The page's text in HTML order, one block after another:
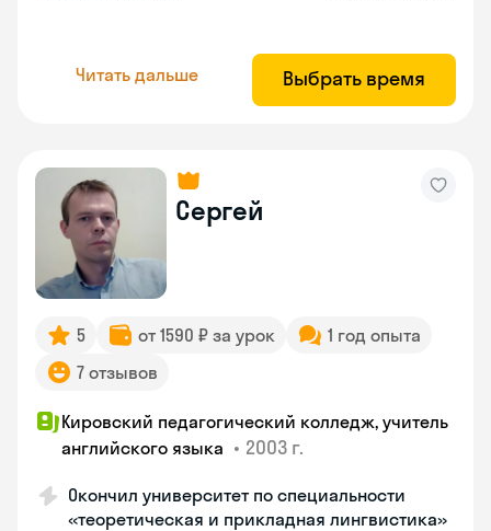
Читать дальше Выбрать время
Сергей
5 от 1590 ₽ за урок
1 год опыта
7 отзывов
Кировский педагогический колледж, учитель
английского языка • 2003 г.
Окончил университет по специальности
«теоретическая и прикладная лингвистика»